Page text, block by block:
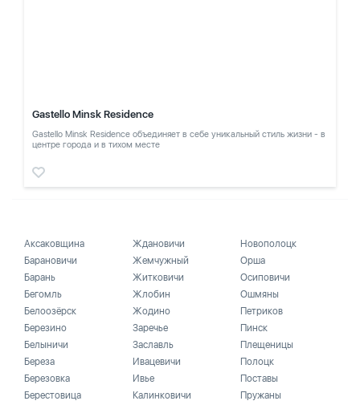
Gastello Minsk Residence
Gastello Minsk Residence объединяет в себе уникальный стиль жизни - в
центре города и в тихом месте
Аксаковщина
Барановичи
Барань
Бегомль
Белоозёрск
Березино
Белыничи
Береза
Березовка
Берестовица
Ждановичи
Жемчужный
Житковичи
Жлобин
Жодино
Заречье
Заславль
Ивацевичи
Ивье
Калинковичи
Новополоцк
Орша
Осиповичи
Ошмяны
Петриков
Пинск
Плещеницы
Полоцк
Поставы
Пружаны